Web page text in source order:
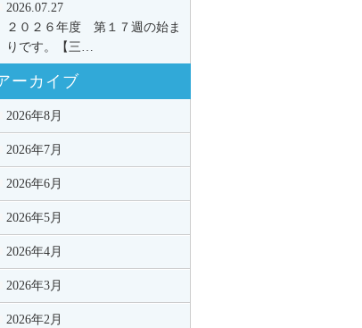
2026.07.27
２０２６年度 第１７週の始ま
りです。【三…
ーカイブ
2026年8月
2026年7月
2026年6月
2026年5月
2026年4月
2026年3月
2026年2月